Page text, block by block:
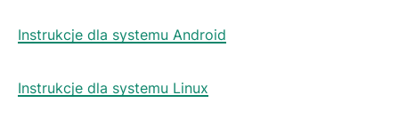
Instrukcje dla systemu Android
Instrukcje dla systemu Linux